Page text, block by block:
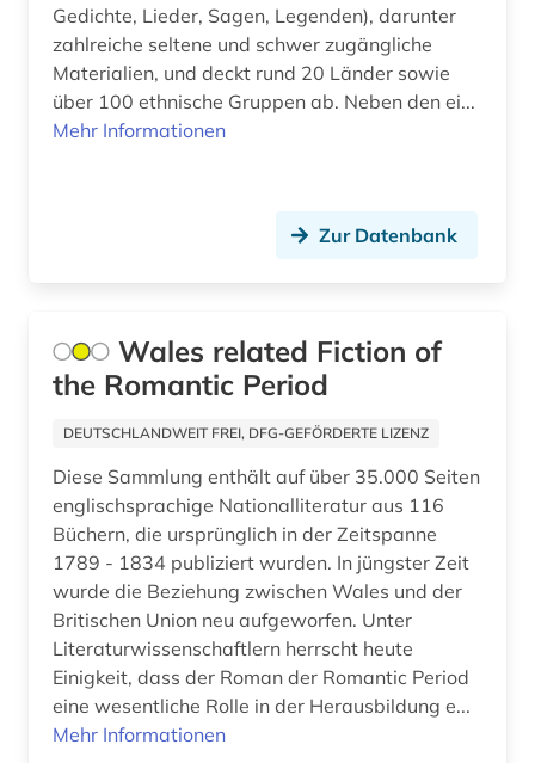
frankreich (9)
französisch (8)
gender (1)
germanistik (7)
geschichte (22)
geschichte &lt;1550-1921&gt; (1)
geschichte 1751-1772 (1)
geschichte 1789-1960 (1)
Gedichte, Lieder, Sagen, Legenden), darunter
zahlreiche seltene und schwer zugängliche
Materialien, und deckt rund 20 Länder sowie
über 100 ethnische Gruppen ab. Neben den ei...
Mehr Informationen
Zur Datenbank
Wales related Fiction of
the Romantic Period
DEUTSCHLANDWEIT FREI, DFG-GEFÖRDERTE LIZENZ
Diese Sammlung enthält auf über 35.000 Seiten
englischsprachige Nationalliteratur aus 116
Büchern, die ursprünglich in der Zeitspanne
1789 - 1834 publiziert wurden. In jüngster Zeit
wurde die Beziehung zwischen Wales und der
Britischen Union neu aufgeworfen. Unter
Literaturwissenschaftlern herrscht heute
Einigkeit, dass der Roman der Romantic Period
eine wesentliche Rolle in der Herausbildung e...
Mehr Informationen